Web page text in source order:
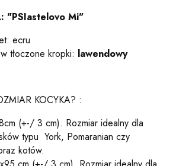
"PSIastelovo Mi"
ecru
tłoczone kropki: lawendowy
KOCYKA? :
(+-/ 3 cm). Rozmiar idealny dla
typu York, Pomaranian czy
kotów.